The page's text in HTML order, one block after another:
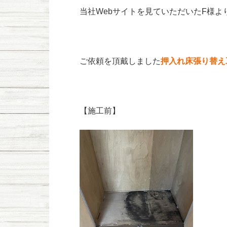
当社Webサイトを見ていただいたF様よ
ご依頼を頂戴しました押入れ床張り替
【施工前】